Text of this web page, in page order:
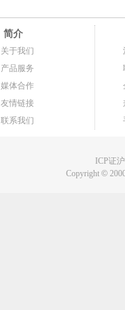
简介
关于我们
产品服务
媒体合作
友情链接
联系我们
ICP证
Copyright©